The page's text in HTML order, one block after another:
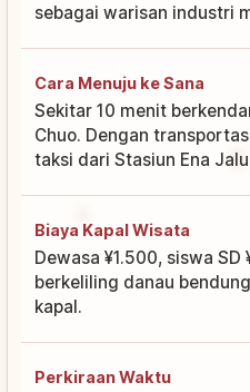
sebagai warisan industri
Cara Menuju ke Sana
Sekitar 10 menit
Chuo. Dengan
taksi dari Stasiun Ena
Biaya Kapal Wisata
Dewasa ¥1.500, siswa
berkeliling danau
kapal.
Perkiraan Waktu